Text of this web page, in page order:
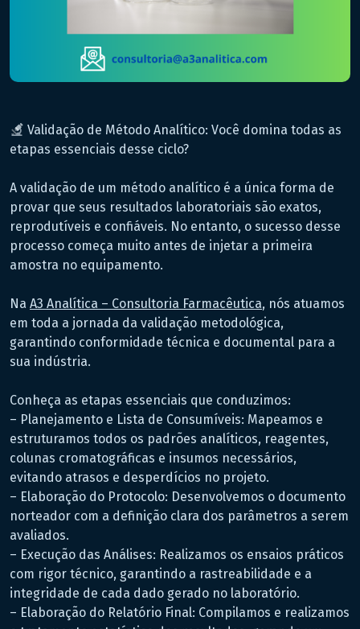
Validação de Método Analítico: Você domina todas as
etapas essenciais desse ciclo?
A validação de um método analítico é a única forma de
provar que seus resultados laboratoriais são exatos,
reprodutíveis e confiáveis. No entanto, o sucesso desse
processo começa muito antes de injetar a primeira
amostra no equipamento.
Na A3 Analítica – Consultoria Farmacêutica, nós atuamos
em toda a jornada da validação metodológica,
garantindo conformidade técnica e documental para a
sua indústria.
Conheça as etapas essenciais que conduzimos:
– Planejamento e Lista de Consumíveis: Mapeamos e
estruturamos todos os padrões analíticos, reagentes,
colunas cromatográficas e insumos necessários,
evitando atrasos e desperdícios no projeto.
– Elaboração do Protocolo: Desenvolvemos o documento
norteador com a definição clara dos parâmetros a serem
avaliados.
– Execução das Análises: Realizamos os ensaios práticos
com rigor técnico, garantindo a rastreabilidade e a
integridade de cada dado gerado no laboratório.
– Elaboração do Relatório Final: Compilamos e realizamos